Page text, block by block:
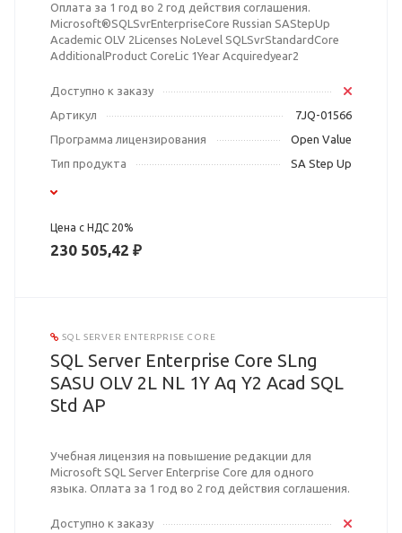
Оплата за 1 год во 2 год действия соглашения.
Microsoft®SQLSvrEnterpriseCore Russian SAStepUp
Academic OLV 2Licenses NoLevel SQLSvrStandardCore
AdditionalProduct CoreLic 1Year Acquiredyear2
Доступно к заказу
Артикул
7JQ-01566
Программа лицензирования
Open Value
Тип продукта
SA Step Up
Цена с НДС 20%
230 505,42 ₽
SQL SERVER ENTERPRISE CORE
SQL Server Enterprise Core SLng
SASU OLV 2L NL 1Y Aq Y2 Acad SQL
Std AP
Учебная лицензия на повышение редакции для
Microsoft SQL Server Enterprise Core для одного
языка. Оплата за 1 год во 2 год действия соглашения.
Доступно к заказу